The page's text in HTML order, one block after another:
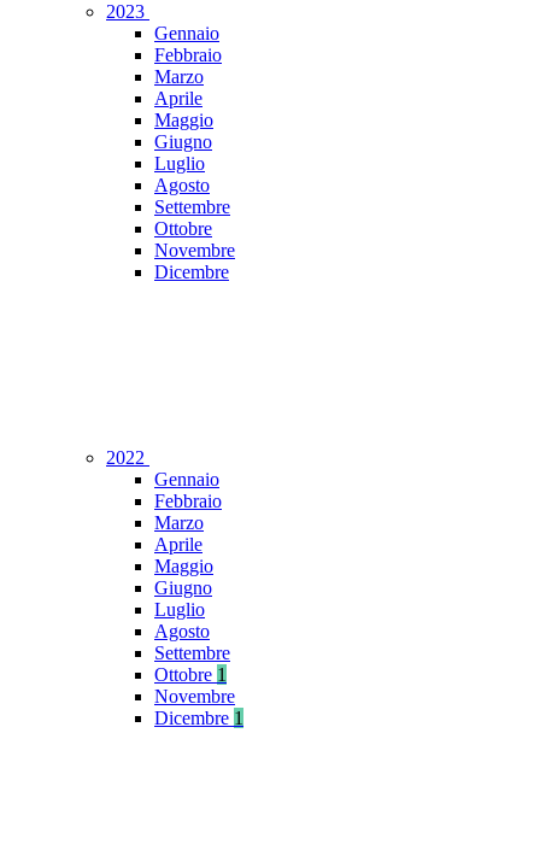
2023
Gennaio
Febbraio
Marzo
Aprile
Maggio
Giugno
Luglio
Agosto
Settembre
Ottobre
Novembre
Dicembre
2022
Gennaio
Febbraio
Marzo
Aprile
Maggio
Giugno
Luglio
Agosto
Settembre
Ottobre 1
Novembre
Dicembre 1